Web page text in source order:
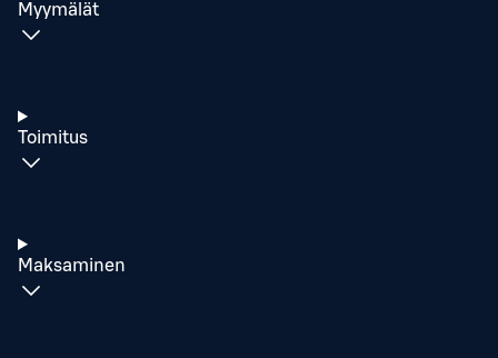
Myymälät
Toimitus
Maksaminen